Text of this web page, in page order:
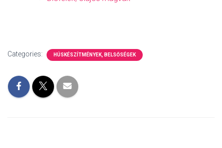
Categories: HÚSKÉSZÍTMÉNYEK, BELSŐSÉGEK